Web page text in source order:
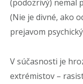
(podozrivý) nemal
(Nie je divné, ako
prejavom
V súčasnosti je
extrémistov –